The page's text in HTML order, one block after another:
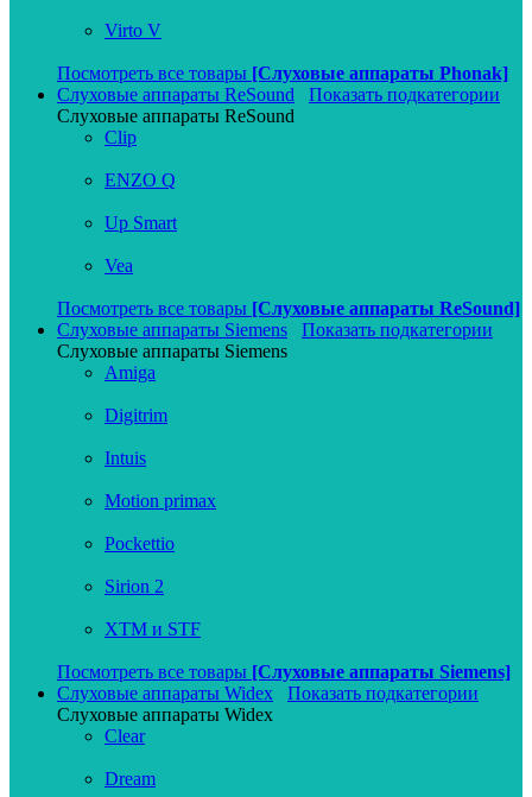
Virto V
Посмотреть все товары [Слуховые аппараты Phonak]
Слуховые аппараты ReSound
Показать подкатегории
Слуховые аппараты ReSound
Clip
ENZO Q
Up Smart
Vea
Посмотреть все товары [Слуховые аппараты ReSound]
Слуховые аппараты Siemens
Показать подкатегории
Слуховые аппараты Siemens
Amiga
Digitrim
Intuis
Motion primax
Pockettio
Sirion 2
XTM и STF
Посмотреть все товары [Слуховые аппараты Siemens]
Слуховые аппараты Widex
Показать подкатегории
Слуховые аппараты Widex
Clear
Dream